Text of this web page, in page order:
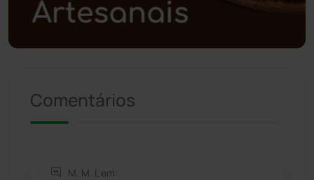
Política (03)
Presidente Jânio Qu... (125)
Rio de Contas
Comentários
M. M. L em: